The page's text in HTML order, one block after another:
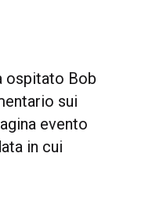
ospitato Bob
sui
evento
in cui